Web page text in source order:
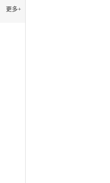
更多+